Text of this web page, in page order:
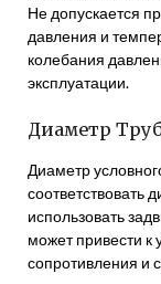
Не допускается
давления и
колебания
эксплуатации.
Диаметр
Диаметр
соответствовать
использовать
может привести к
сопротивления и